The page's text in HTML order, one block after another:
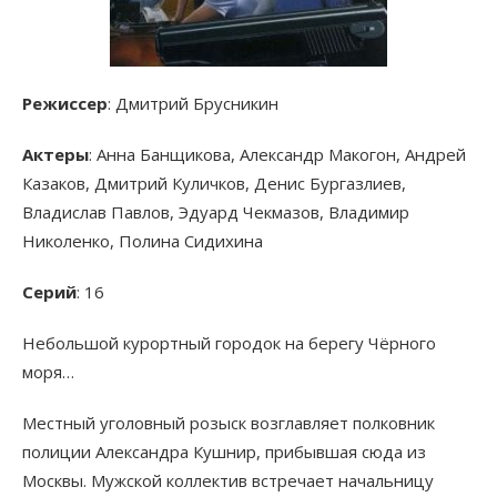
Режиссер: Дмитрий Брусникин
Актеры: Анна Банщикова, Александр Макогон, Андрей
Казаков, Дмитрий Куличков, Денис Бургазлиев,
Владислав Павлов, Эдуард Чекмазов, Владимир
Николенко, Полина Сидихина
Серий: 16
Небольшой курортный городок на берегу Чёрного
моря…
Местный уголовный розыск возглавляет полковник
полиции Александра Кушнир, прибывшая сюда из
Москвы. Мужской коллектив встречает начальницу